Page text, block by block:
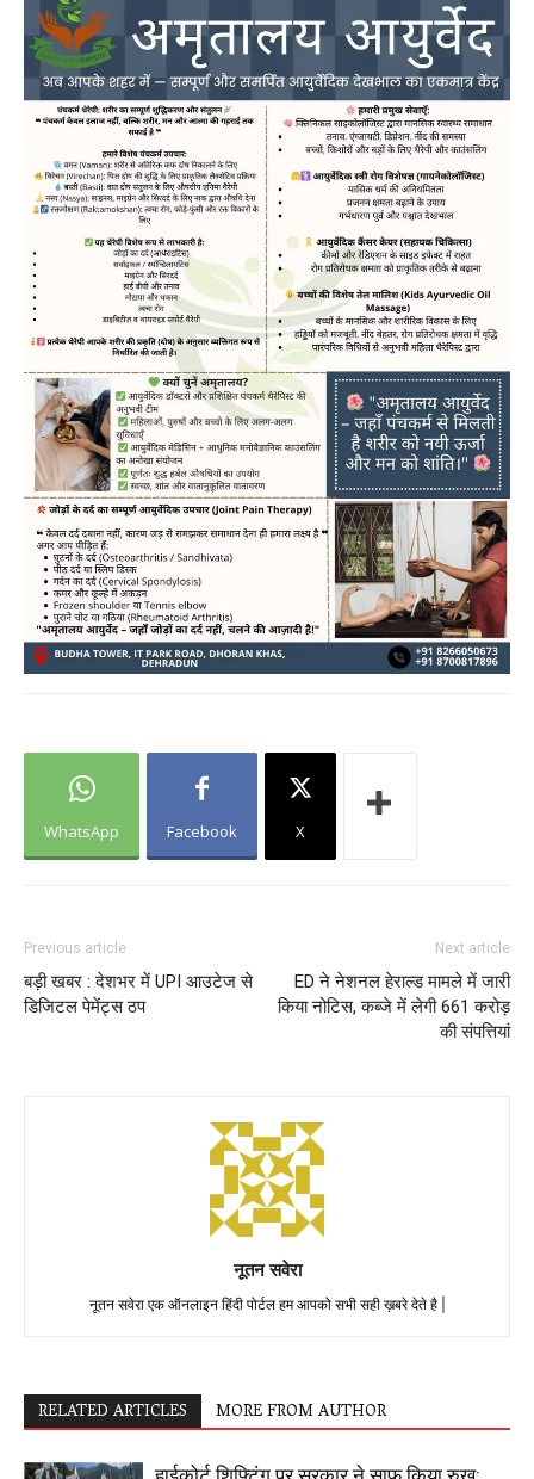
WhatsApp Facebook X
Previous article
बड़ी खबर : देशभर में UPI आउटेज से
डिजिटल पेमेंट्स ठप
Next article
ED ने नेशनल हेराल्ड मामले में जारी
किया नोटिस, कब्जे में लेगी 661 करोड़
की संपत्तियां
नूतन सवेरा
नूतन सवेरा एक ऑनलाइन हिंदी पोर्टल हम आपको सभी सही ख़बरे देते है |
RELATED ARTICLES MORE FROM AUTHOR